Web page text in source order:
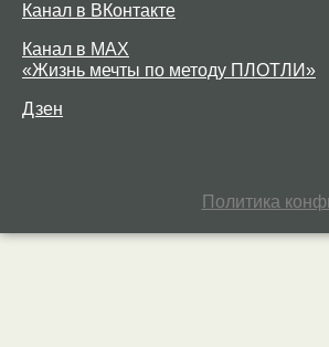
Канал в ВКонтакте
Канал в MAX
«Жизнь мечты по методу ПЛОТЛИ»
Дзен
Политика